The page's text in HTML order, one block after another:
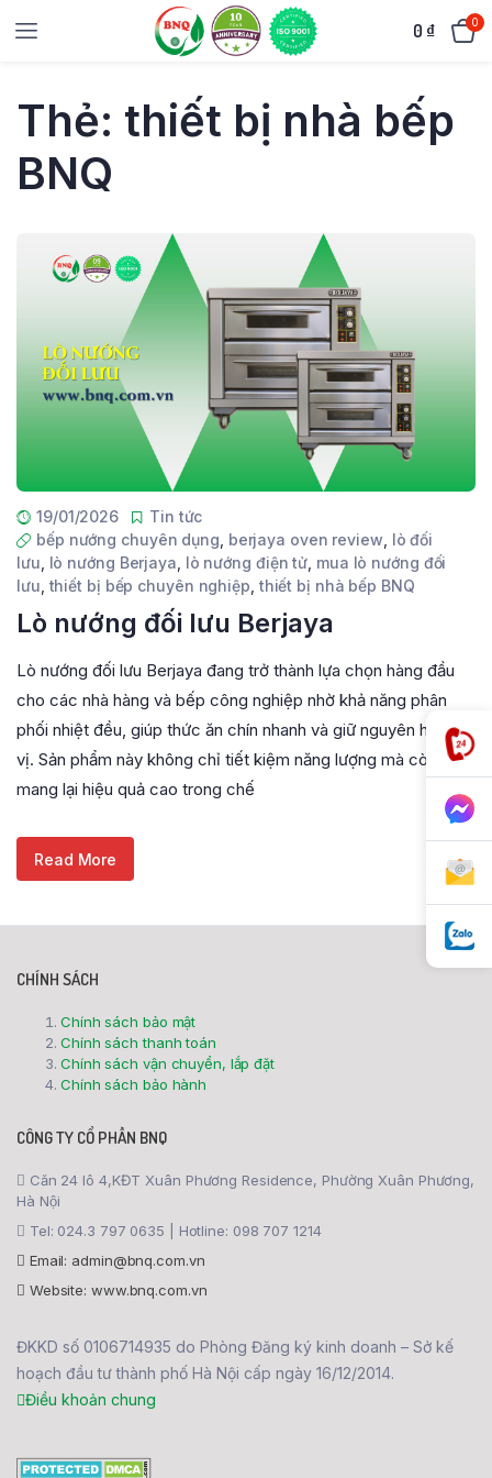
0 ₫ 0
Thẻ: thiết bị nhà bếp
BNQ
19/01/2026
Tin tức
bếp nướng chuyên dụng berjaya oven review lò đối
lưu lò nướng Berjaya lò nướng điện tử mua lò nướng đối
lưu thiết bị bếp chuyên nghiệp thiết bị nhà bếp BNQ
Lò nướng đối lưu Berjaya
Lò nướng đối lưu Berjaya đang trở thành lựa chọn hàng đầu
cho các nhà hàng và bếp công nghiệp nhờ khả năng phân
phối nhiệt đều, giúp thức ăn chín nhanh và giữ nguyên hương
vị. Sản phẩm này không chỉ tiết kiệm năng lượng mà còn
mang lại hiệu quả cao trong chế
Read More
CHÍNH SÁCH
Chính sách bảo mật
Chính sách thanh toán
Chính sách vận chuyển, lắp đặt
Chính sách bảo hành
CÔNG TY CỔ PHẦN BNQ
Căn 24 lô 4,KĐT Xuân Phương Residence, Phường Xuân Phương,
Hà Nội
Tel: 024.3 797 0635 | Hotline: 098 707 1214
Email: admin@bnq.com.vn
Website: www.bnq.com.vn
ĐKKD số 0106714935 do Phòng Đăng ký kinh doanh – Sở kế
hoạch đầu tư thành phố Hà Nội cấp ngày 16/12/2014.
Điều khoản chung